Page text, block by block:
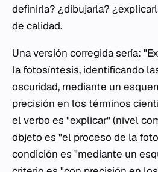
definirla? ¿dibujarla?
de calidad.
Una versión corregida sería:
la fotosíntesis, identificando
oscuridad, mediante un
precisión en los términos
el verbo es "explicar" (nivel
objeto es "el proceso de la
condición es "mediante un